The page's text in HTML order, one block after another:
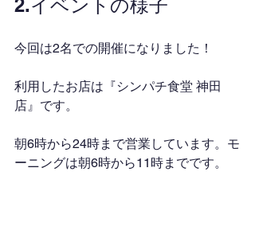
2.イベントの様子
今回は2名での開催になりました！
利用したお店は『シンパチ食堂 神田
店』です。
朝6時から24時まで営業しています。モ
ーニングは朝6時から11時までです。